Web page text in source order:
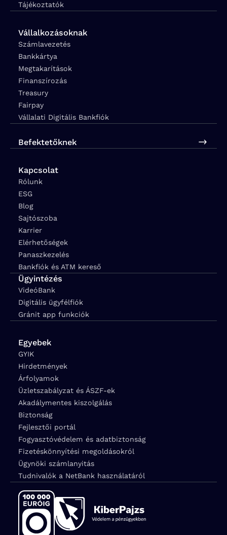
Tájékoztatók
Vállalkozásoknak
Számlavezetés
Bankkártya
Megtakarítások
Finanszírozás
Treasury
Fairpay
Vállalati Digitális Bankfiók
Befektetőknek
Kapcsolat
Rólunk
ESG
Blog
Sajtószoba
Karrier
Elérhetőségek
Panaszkezelés
Bankfiók és ATM kereső
Ügyintézés
VideóBank
Digitális ügyfélfiók
Gránit app funkciók
Egyebek
GYIK
Hirdetmények
Árfolyamok
Üzletszabályzat és ÁSZF-ek
Akadálymentes kiszolgálás
Biztonság
Fejlesztői portál
Fogyasztóvédelem és adatbiztonság
Fizetéskönnyítési megoldásokról
Ügynöki számlanyitás
Tudnivalók a NetBank használatáról